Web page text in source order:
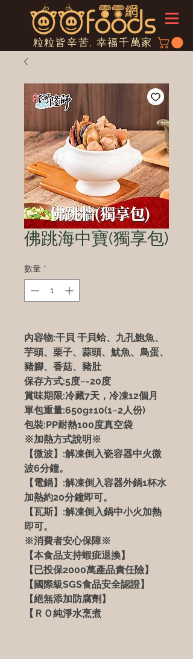
粒粒皆辛苦, 幸福千萬家
佛跳海中寶(獨享包)
數量 *
內容物:干貝 干貝蛤、九孔鮑魚、
芋頭、栗子、蒜頭、魷魚、鳥蛋、
豬腳、香菇、豬肚
保存方式:5度~-20度
賞味期限:冷藏7天，冷凍12個月
單包重量:650g±10(1~2人份)
包裝:PP耐熱100度真空袋
※加熱方式說明※
【微波】:解凍倒入瓷容器中火微
波6分鐘。
【電鍋】:解凍倒入容器外鍋1杯水
加熱約20分鐘即可。
【瓦斯】:解凍倒入鍋中小火加熱
即可。
※消費者安心保障※
【本食品支持蝦疵退換】
【已投保2000萬產品責任險】
【國際級SGS食品安全認證】
【絕無添加防腐劑 】
【ＲＯ純淨水烹煮